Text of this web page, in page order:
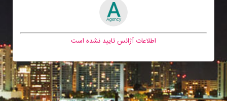
اطلاعات آژانس تایید نشده است